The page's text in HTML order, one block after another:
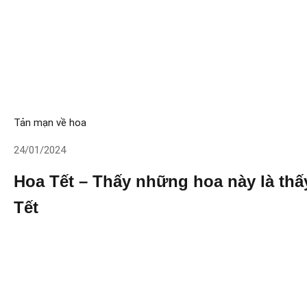
Tản mạn về hoa
24/01/2024
Hoa Tết – Thấy những hoa này là
Tết